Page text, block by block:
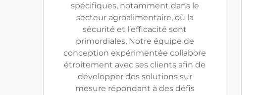
spécifiques, notamment dans le
secteur agroalimentaire, où la
sécurité et l’efficacité sont
primordiales. Notre équipe de
conception expérimentée collabore
étroitement avec ses clients afin de
développer des solutions sur
mesure répondant à des défis